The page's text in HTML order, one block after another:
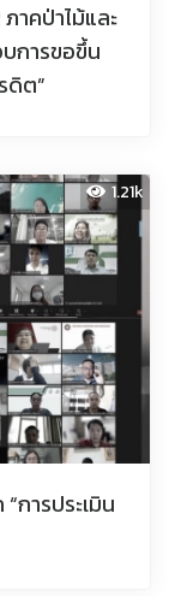
าคป่าไม้และ
บการขอขึ้น
ดิต”
1.21k
การประเมิน